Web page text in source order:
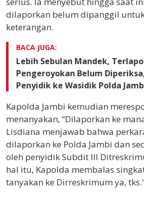
dilaporkan belum dipanggil
keterangan.
BACA JUGA:
Lebih Sebulan Mandek,
Pengeroyokan Belum
Penyidik ke Wasidik Polda
Kapolda Jambi kemudian
menanyakan, “Dilaporkan ke
Lisdiana menjawab bahwa
dilaporkan ke Polda Jambi dan
oleh penyidik Subdit III
hal itu, Kapolda membalas
tanyakan ke Dirreskrimum ya,